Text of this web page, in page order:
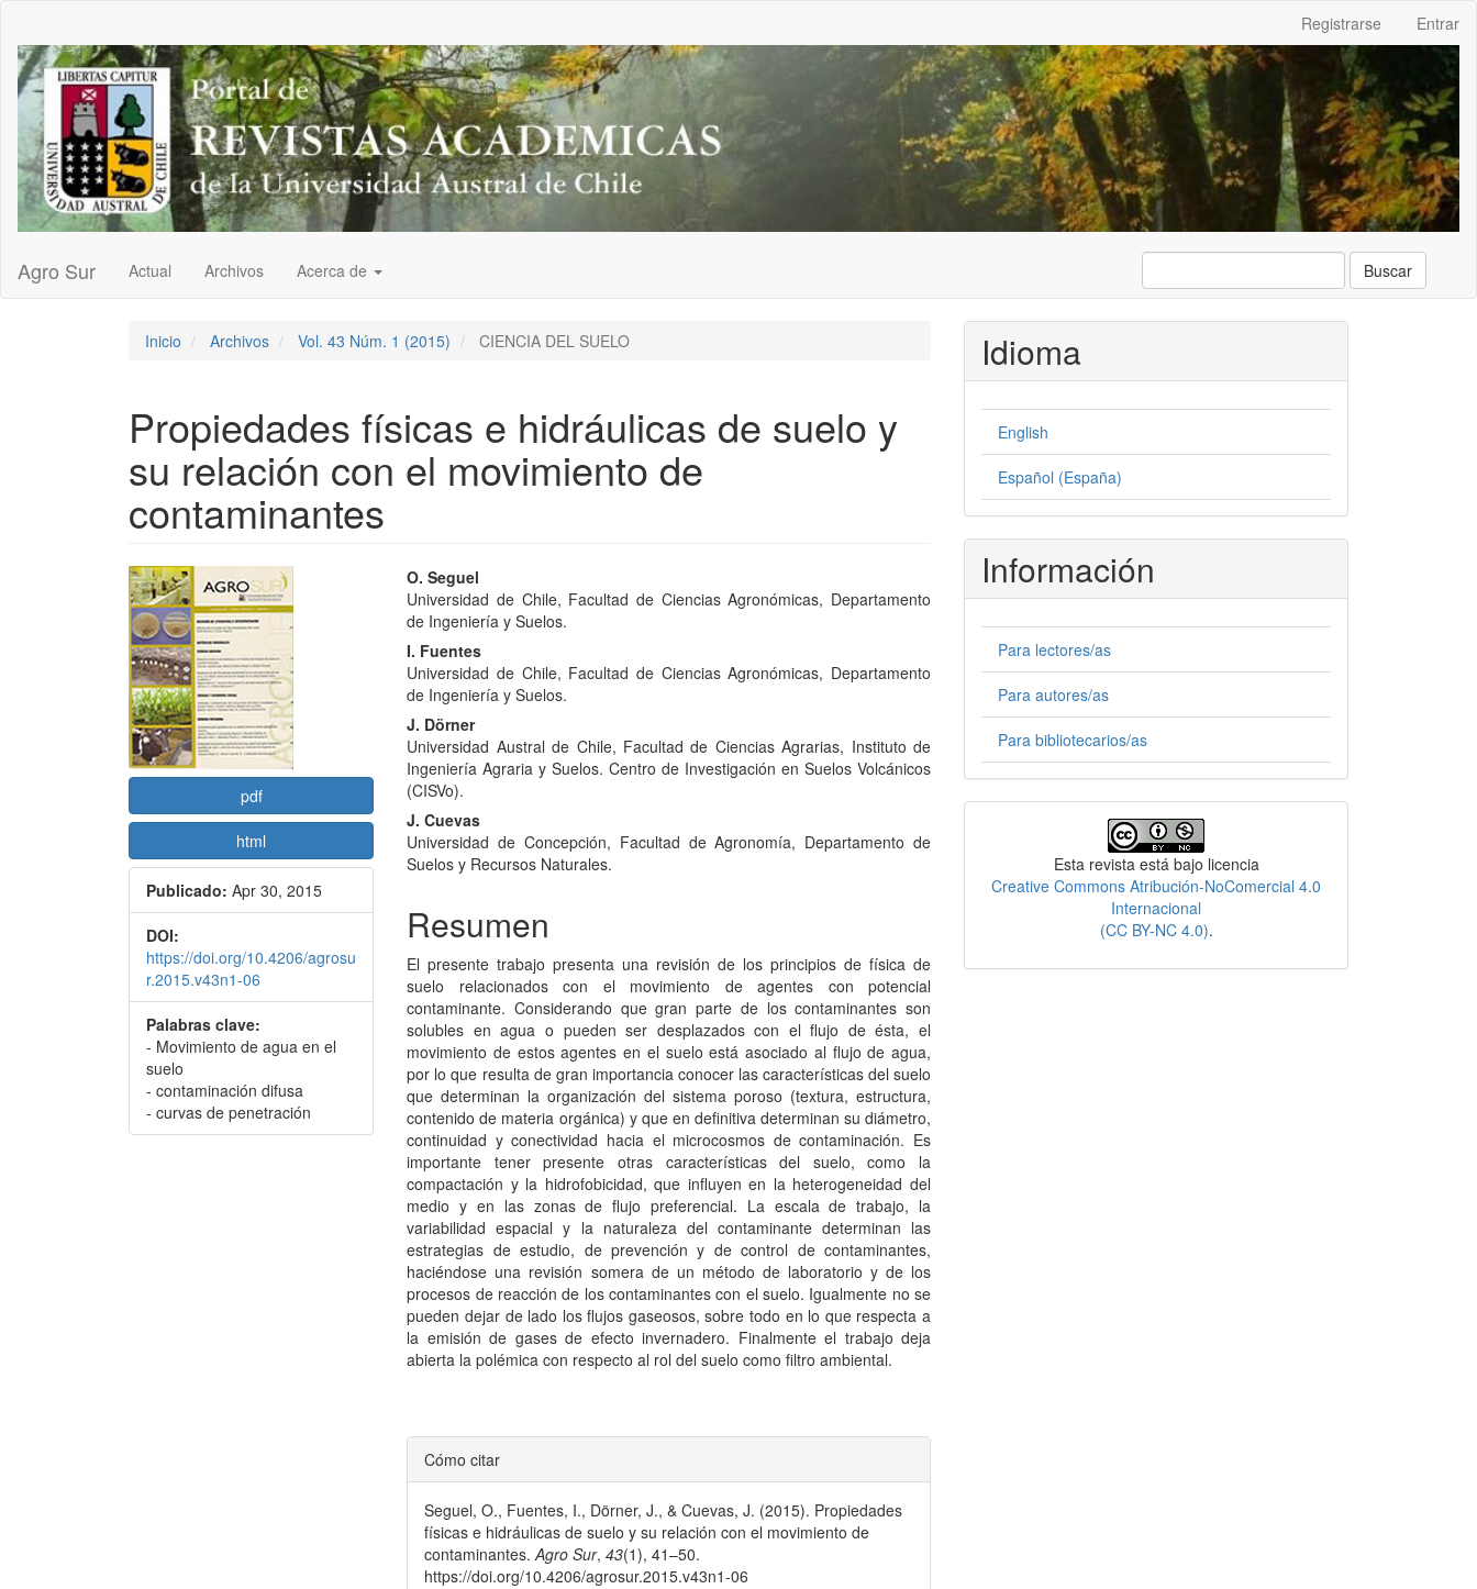
Contenido
principal
Barra
lateral
Registrarse Entrar
Agro Sur Actual Archivos Acerca de Buscar
Inicio Archivos Vol. 43 Núm. 1 (2015) CIENCIA DEL SUELO
Propiedades físicas e hidráulicas de suelo y
su relación con el movimiento de
contaminantes
Barra
lateral
del
artículo
pdf
html
Publicado: Apr 30, 2015
DOI:
https://doi.org/10.4206/agrosu
r.2015.v43n1-06
Palabras clave:
- Movimiento de agua en el
suelo
- contaminación difusa
- curvas de penetración
Contenido
principal
del
artículo
O. Seguel
Universidad de Chile, Facultad de Ciencias Agronómicas, Departamento
de Ingeniería y Suelos.
I. Fuentes
Universidad de Chile, Facultad de Ciencias Agronómicas, Departamento
de Ingeniería y Suelos.
J. Dörner
Universidad Austral de Chile, Facultad de Ciencias Agrarias, Instituto de
Ingeniería Agraria y Suelos. Centro de Investigación en Suelos Volcánicos
(CISVo).
J. Cuevas
Universidad de Concepción, Facultad de Agronomía, Departamento de
Suelos y Recursos Naturales.
Resumen
El presente trabajo presenta una revisión de los principios de física de
suelo relacionados con el movimiento de agentes con potencial
contaminante. Considerando que gran parte de los contaminantes son
solubles en agua o pueden ser desplazados con el flujo de ésta, el
movimiento de estos agentes en el suelo está asociado al flujo de agua,
por lo que resulta de gran importancia conocer las características del suelo
que determinan la organización del sistema poroso (textura, estructura,
contenido de materia orgánica) y que en definitiva determinan su diámetro,
continuidad y conectividad hacia el microcosmos de contaminación. Es
importante tener presente otras características del suelo, como la
compactación y la hidrofobicidad, que influyen en la heterogeneidad del
medio y en las zonas de flujo preferencial. La escala de trabajo, la
variabilidad espacial y la naturaleza del contaminante determinan las
estrategias de estudio, de prevención y de control de contaminantes,
haciéndose una revisión somera de un método de laboratorio y de los
procesos de reacción de los contaminantes con el suelo. Igualmente no se
pueden dejar de lado los flujos gaseosos, sobre todo en lo que respecta a
la emisión de gases de efecto invernadero. Finalmente el trabajo deja
abierta la polémica con respecto al rol del suelo como filtro ambiental.
Detalles
del
artículo
Cómo citar
Seguel, O., Fuentes, I., Dörner, J., & Cuevas, J. (2015). Propiedades
físicas e hidráulicas de suelo y su relación con el movimiento de
contaminantes.Agro Sur,43(1), 41–50.
https://doi.org/10.4206/agrosur.2015.v43n1-06
Idioma
English
Español (España)
Información
Para lectores/as
Para autores/as
Para bibliotecarios/as
Esta revista está bajo licencia
Creative Commons Atribución-NoComercial 4.0
Internacional
(CC BY-NC 4.0).